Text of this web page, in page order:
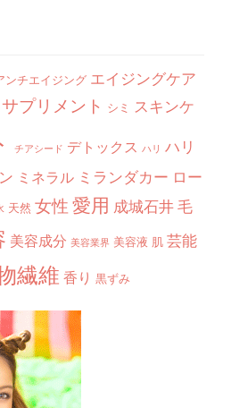
ンチエイジング エイジングケア
サプリメント シミ スキンケ
チアシード デトックス ハリ ハリ
ミネラル ミランダカー ロー
天然 女性愛用 成城石井毛
美容成分 美容業界 美容液 肌 芸能
繊維 香り 黒ずみ